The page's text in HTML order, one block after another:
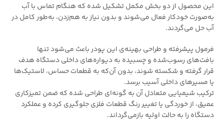
این محصول از دو بخش مکمل تشکیل شده که هنگام تماس با آب
به‌صورت خودکار فعال می‌شوند و بدون نیاز به هم‌زدن، به‌طور کامل در
آب حل می‌گردند.
فرمول پیشرفته و طراحی بهینه‌ی این پودر باعث می‌شود تنها
بافت‌های رسوب‌شده و چسبیده به دیواره‌های داخلی دستگاه هدف
قرار گرفته و شکسته شوند، بدون آن‌که به قطعات حساس، لاستیک‌ها
یا مسیرهای داخلی آسیب برسد.
ترکیب شیمیایی متعادل آن به گونه‌ای طراحی شده که ضمن تمیزکاری
عمیق، از خوردگی یا تغییر رنگ قطعات فلزی جلوگیری کرده و عملکرد
دستگاه را به حالت اولیه بازمی‌گرداند.